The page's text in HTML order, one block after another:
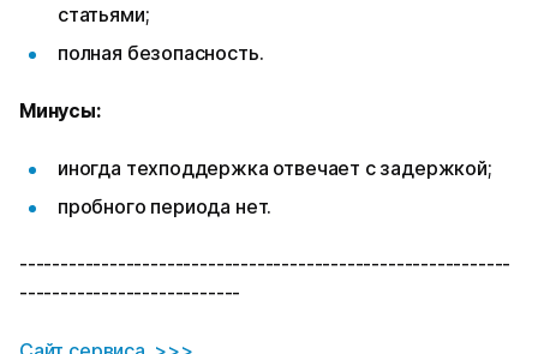
статьями;
полная безопасность.
Минусы:
иногда техподдержка отвечает с задержкой;
пробного периода нет.
------------------------------------------------------------
---------------------------